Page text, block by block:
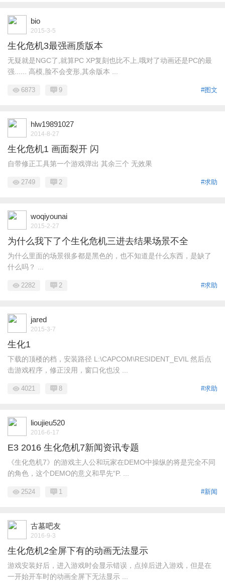
bio
2015-3-5
生化危机3最强画质版本
无疑就是NGC了,就算PC XP复刻也比不上,哦对了动画还是PC的最
强...... 高模,脸不会变形,其余版本 ...
#图文
6873 9
hlw19891027
2014-8-27
生化危机1 画面裂开 闪
自带修正工具第一个游戏弹出 其余三个 无效果
#求助
2749 2
woqiyounai
2015-2-27
为什么我下了个生化危机三进去结果场景不全
为什么里面的场景很多都是黑色的，也不知道是什么东西，是缺了
什么吗？ ...
#求助
2282 2
jared
2015-3-7
生化1
下载的顶楼的档，安装路径 L:\CAPCOM\RESIDENT_EVIL 然后点
击游戏程序，修正没用，窗口化也没 ...
#求助
4021 8
lioujieu520
2016-6-17
E3 2016 生化危机7新闻资讯专题
《生化危机7》的游戏主人公和玩家在DEMO中操纵的将是完全不同
的角色，这个DEMO的意义和早先“P. ...
#新闻
2524 1
古墓吧友
2016-9-3
生化危机2全屏下有的动画无法显示
游戏安装好后，进入游戏时会显示错误，点掉后进入游戏，但是在
一开始开车时的动画全屏下无法显示 ...